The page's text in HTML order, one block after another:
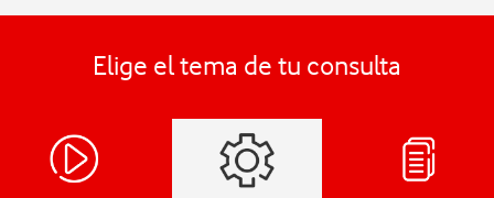
Elige el tema de tu consulta